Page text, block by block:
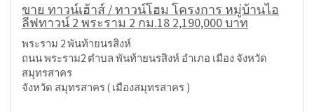
ขาย ทาวน์เฮ้าส์ / ทาวน์โฮม โครงการ หมู่บ้านไอ
ลีฟทาวน์ 2 พระราม 2 กม.18 2,190,000 บาท
พระราม 2 พันท้ายนรสิงห์
ถนน พระราม2 ตำบล พันท้ายนรสิงห์ อำเภอ เมือง จังหวัด
สมุทรสาคร
จังหวัด สมุทรสาคร ( เมืองสมุทรสาคร )